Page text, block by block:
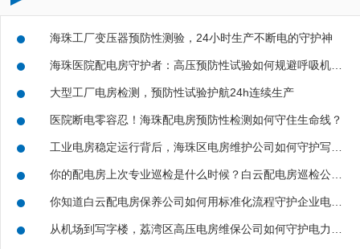
海珠工厂变压器预防性测验，24小时生产不断电的守护神
海珠医院配电房守护者：高压预防性试验如何规避呼吸机停摆风险
大型工厂电房检测，预防性试验护航24h连续生产
医院断电零容忍！海珠配电房预防性检测如何守住生命线？
你的配电房上次专业巡检是什么时候？白云配电房巡检公司告诉你定期检测有多重要
你知道白云配电房保养公司如何用标准化流程守护企业电力安全吗？